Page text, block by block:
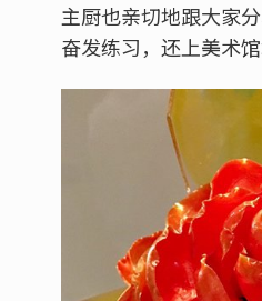
主厨也亲切地跟大家
奋发练习，还上美术